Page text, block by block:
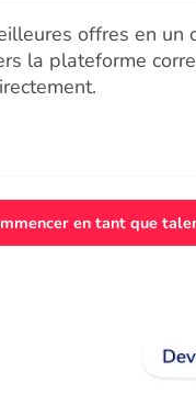
offres en un
la plateforme
en tant que